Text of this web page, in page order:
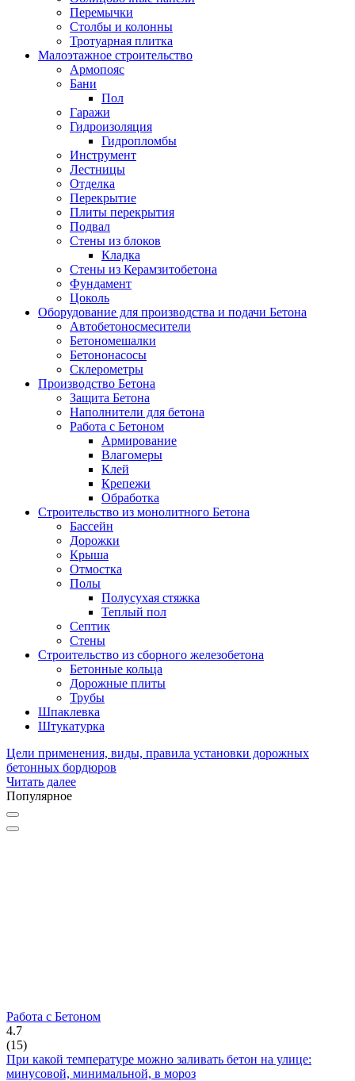
Перемычки
Столбы и колонны
Тротуарная плитка
Малоэтажное строительство
Армопояс
Бани
Пол
Гаражи
Гидроизоляция
Гидропломбы
Инструмент
Лестницы
Отделка
Перекрытие
Плиты перекрытия
Подвал
Стены из блоков
Кладка
Стены из Керамзитобетона
Фундамент
Цоколь
Оборудование для производства и подачи Бетона
Автобетоносмесители
Бетономешалки
Бетононасосы
Склерометры
Производство Бетона
Защита Бетона
Наполнители для бетона
Работа с Бетоном
Армирование
Влагомеры
Клей
Крепежи
Обработка
Строительство из монолитного Бетона
Бассейн
Дорожки
Крыша
Отмостка
Полы
Полусухая стяжка
Теплый пол
Септик
Стены
Строительство из сборного железобетона
Бетонные кольца
Дорожные плиты
Трубы
Шпаклевка
Штукатурка
Цели применения, виды, правила установки дорожных
бетонных бордюров
Читать далее
Популярное
Работа с Бетоном
4.7
(15)
При какой температуре можно заливать бетон на улице:
минусовой, минимальной, в мороз